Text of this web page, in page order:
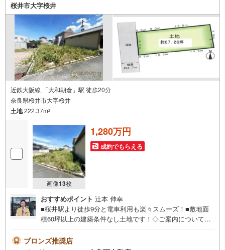
桜井市大字桜井
近鉄大阪線 「大和朝倉」駅 徒歩20分
奈良県桜井市大字桜井
土地222.37m2
画像13枚
1,280万円
成約でもらえる
おすすめポイント 辻本 伸幸
■桜井駅より徒歩9分と電車利用も楽々スムーズ！■敷地面
積60坪以上の建築条件なし土地です！◇ご案内について
ご見学可！・今から見たい！というお声にもご対応できま
ブロンズ推奨店